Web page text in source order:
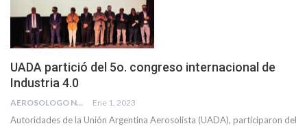
UADA partició del 5o. congreso internacional de
Industria 4.0
AEROSOLOGO NEWS Ene 1, 2023
Autoridades de la Unión Argentina Aerosolista (UADA), participaron del